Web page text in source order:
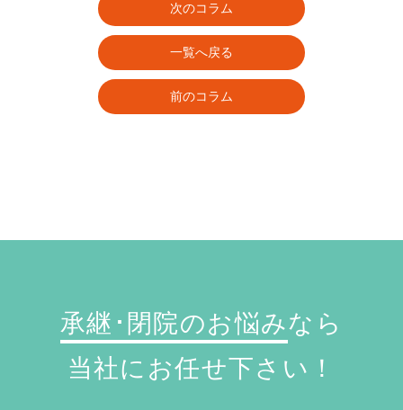
次のコラム
一覧へ戻る
前のコラム
承継･閉院のお悩みなら
当社にお任せ下さい！